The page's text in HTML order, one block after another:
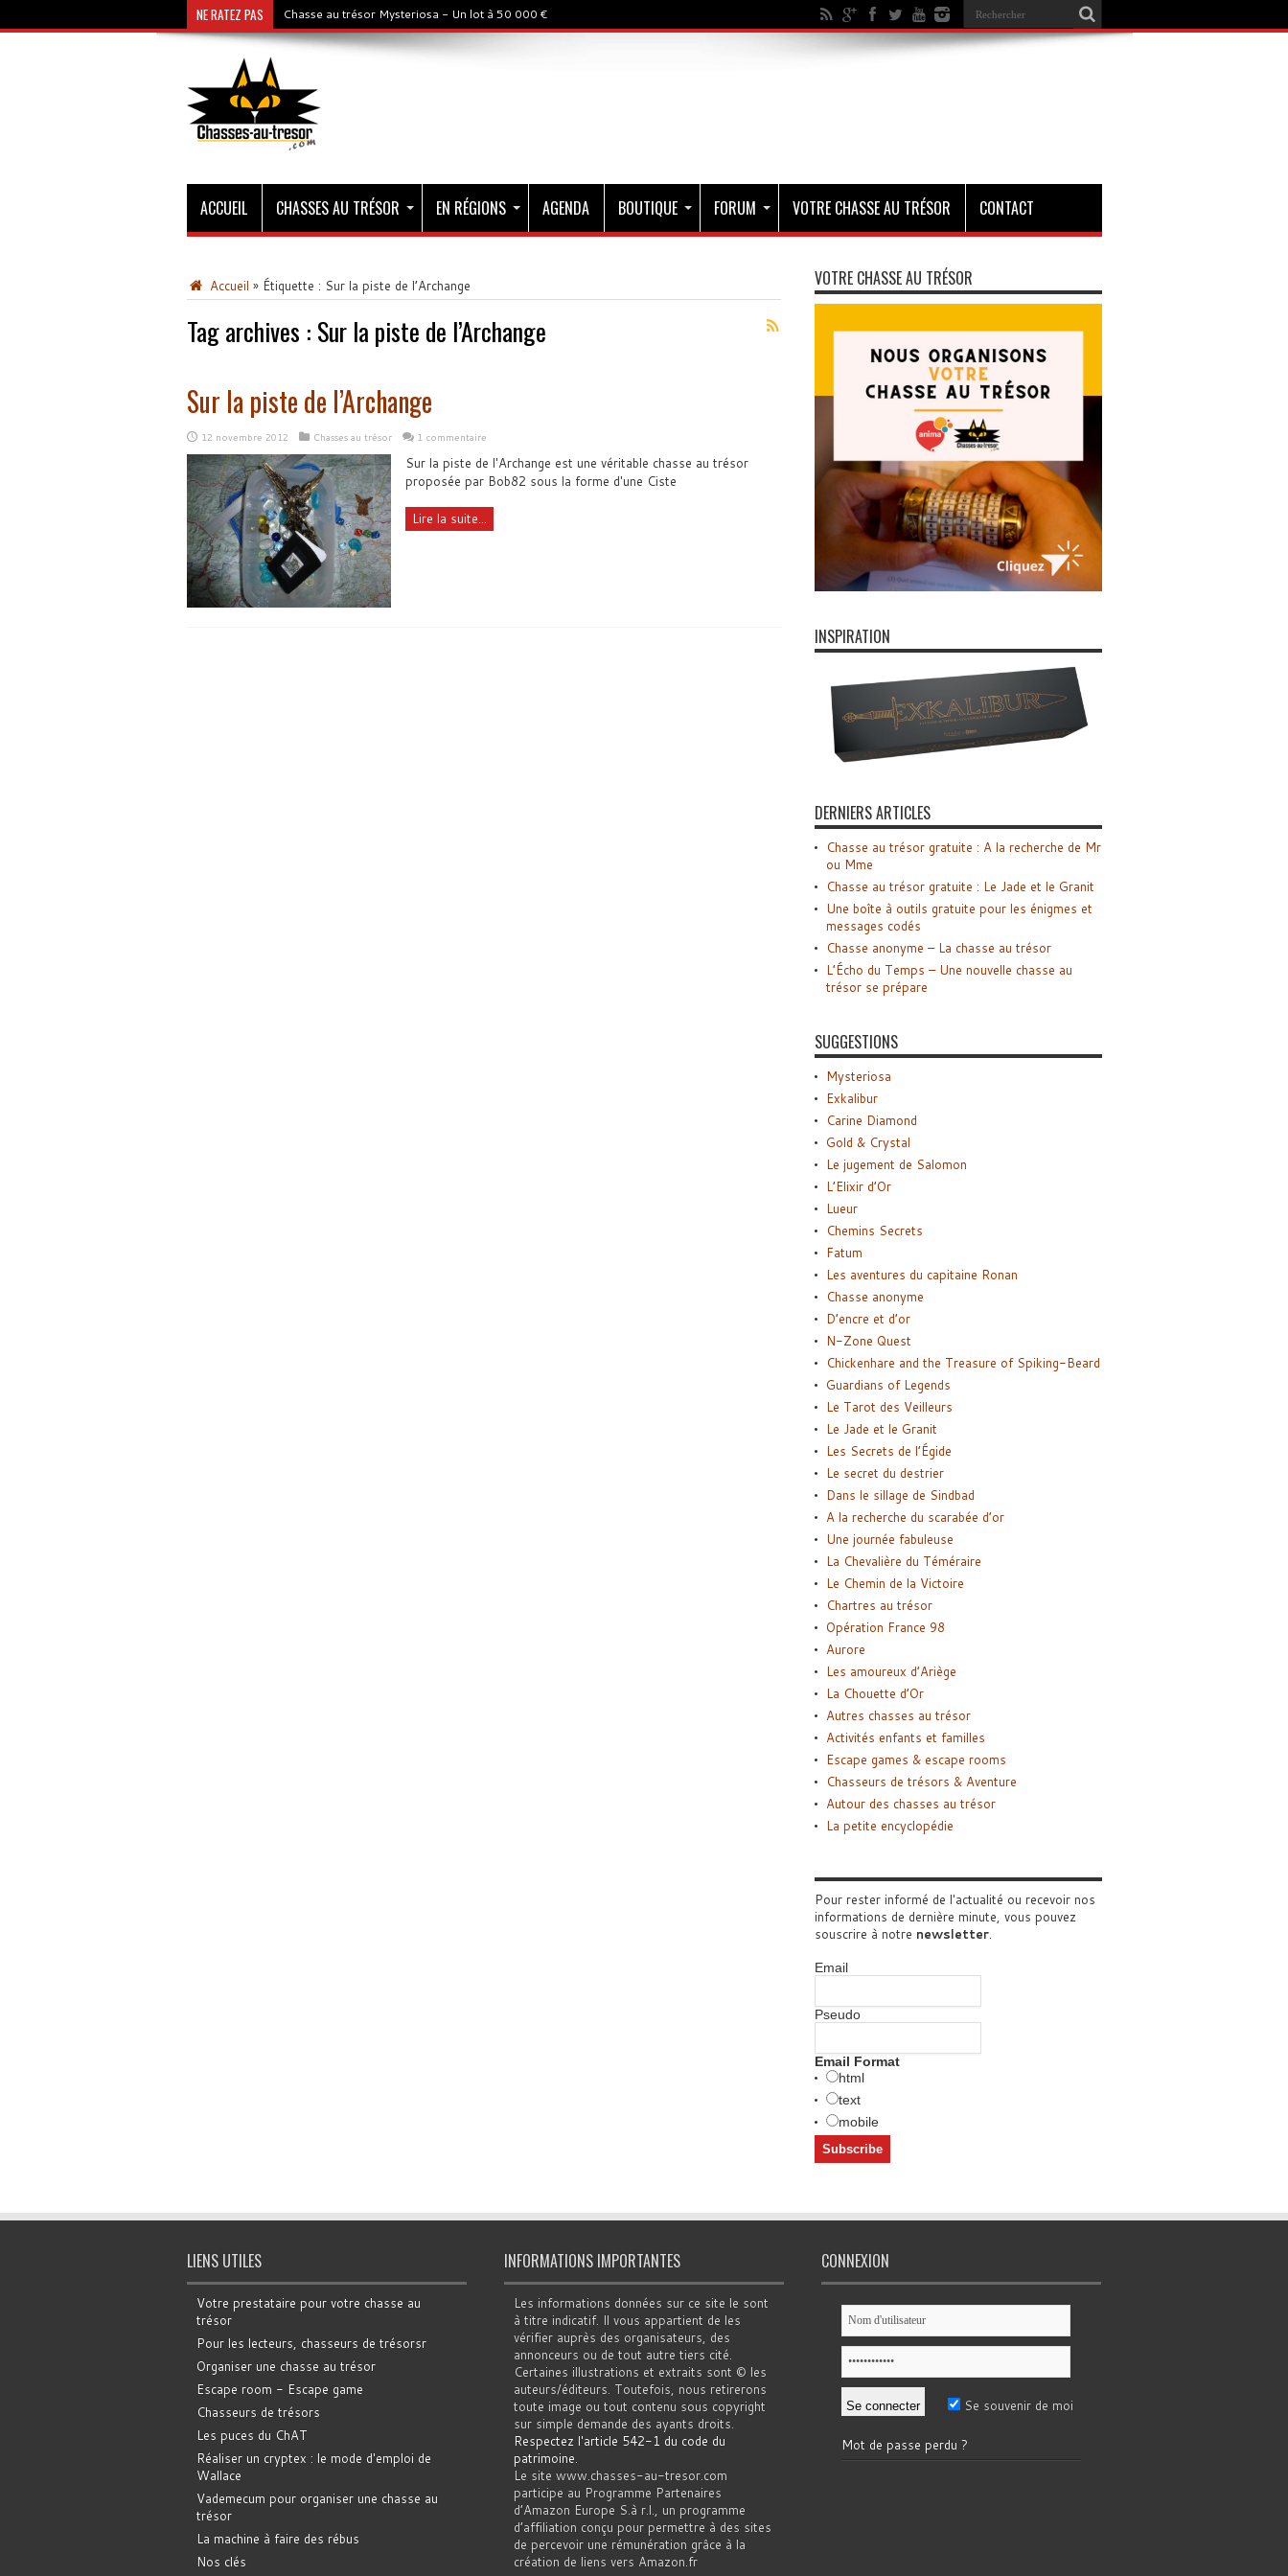
NE RATEZ PAS Chasse au trésor Mysteriosa - Un lot à 50 000 €
ACCUEIL CHASSES AU TRÉSOR EN RÉGIONS AGENDA BOUTIQUE FORUM VOTRE CHASSE AU TRÉSOR CONTACT
Accueil » Étiquette : Sur la piste de l’Archange
Tag archives : Sur la piste de l’Archange
Sur la piste de l’Archange
12 novembre 2012 Chasses au trésor 1 commentaire
Sur la piste de l'Archange est une véritable chasse au trésor
proposée par Bob82 sous la forme d'une Ciste
Lire la suite...
VOTRE CHASSE AU TRÉSOR
INSPIRATION
DERNIERS ARTICLES
Chasse au trésor gratuite : A la recherche de Mr
ou Mme
Chasse au trésor gratuite : Le Jade et le Granit
Une boîte à outils gratuite pour les énigmes et
messages codés
Chasse anonyme – La chasse au trésor
L’Écho du Temps – Une nouvelle chasse au
trésor se prépare
SUGGESTIONS
Mysteriosa
Exkalibur
Carine Diamond
Gold & Crystal
Le jugement de Salomon
L’Elixir d’Or
Lueur
Chemins Secrets
Fatum
Les aventures du capitaine Ronan
Chasse anonyme
D’encre et d’or
N-Zone Quest
Chickenhare and the Treasure of Spiking-Beard
Guardians of Legends
Le Tarot des Veilleurs
Le Jade et le Granit
Les Secrets de l’Égide
Le secret du destrier
Dans le sillage de Sindbad
A la recherche du scarabée d’or
Une journée fabuleuse
La Chevalière du Téméraire
Le Chemin de la Victoire
Chartres au trésor
Opération France 98
Aurore
Les amoureux d’Ariège
La Chouette d’Or
Autres chasses au trésor
Activités enfants et familles
Escape games & escape rooms
Chasseurs de trésors & Aventure
Autour des chasses au trésor
La petite encyclopédie
Pour rester informé de l'actualité ou recevoir nos
informations de dernière minute, vous pouvez
souscrire à notre newsletter.
Email
Pseudo
Email Format
html
text
mobile
LIENS UTILES
Votre prestataire pour votre chasse au
trésor
Pour les lecteurs, chasseurs de trésorsr
Organiser une chasse au trésor
Escape room - Escape game
Chasseurs de trésors
Les puces du ChAT
Réaliser un cryptex : le mode d'emploi de
Wallace
Vademecum pour organiser une chasse au
trésor
La machine à faire des rébus
Nos clés
INFORMATIONS IMPORTANTES
Les informations données sur ce site le sont
à titre indicatif. Il vous appartient de les
vérifier auprès des organisateurs, des
annonceurs ou de tout autre tiers cité.
Certaines illustrations et extraits sont © les
auteurs/éditeurs. Toutefois, nous retirerons
toute image ou tout contenu sous copyright
sur simple demande des ayants droits.
Respectez l'article 542-1 du code du
patrimoine
Le site www.chasses-au-tresor.com
participe au Programme Partenaires
d’Amazon Europe S.à r.l., un programme
d’affiliation conçu pour permettre à des sites
de percevoir une rémunération grâce à la
création de liens vers Amazon.fr
CONNEXION
Se souvenir de moi
Mot de passe perdu ?